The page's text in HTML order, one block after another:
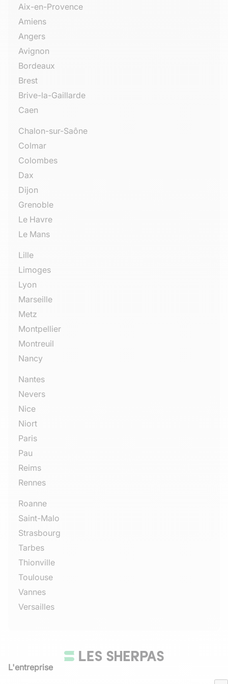
France
Aix-en-Provence
Amiens
Angers
Avignon
Bordeaux
Brest
Brive-la-Gaillarde
Caen
Chalon-sur-Saône
Colmar
Colombes
Dax
Dijon
Grenoble
Le Havre
Le Mans
Lille
Limoges
Lyon
Marseille
Metz
Montpellier
Montreuil
Nancy
Nantes
Nevers
Nice
Niort
Paris
Pau
Reims
Rennes
Roanne
Saint-Malo
Strasbourg
Tarbes
Thionville
Toulouse
Vannes
Versailles
L'entreprise